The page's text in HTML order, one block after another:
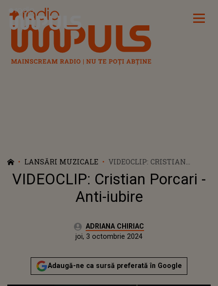
Radio Impuls
LANSĂRI MUZICALE
VIDEOCLIP: CRISTIAN
PORCARI - ANTI-IUBIRE
VIDEOCLIP: Cristian Porcari -
Anti-iubire
Autor:ADRIANA CHIRIAC
Publicat:
joi, 3 octombrie 2024
Adaugă-ne ca sursă preferată în Google